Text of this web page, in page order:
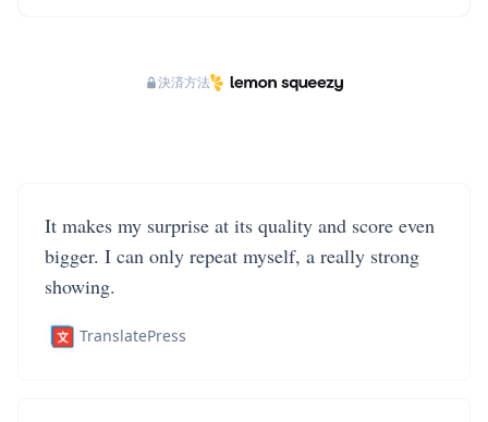
決済方法
It makes my surprise at its quality and score even
bigger. I can only repeat myself, a really strong
showing.
TranslatePress